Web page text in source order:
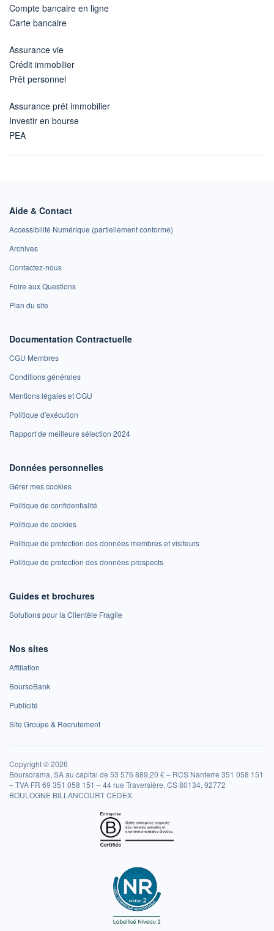
Compte bancaire en ligne
Carte bancaire
Assurance vie
Crédit immobilier
Prêt personnel
Assurance prêt immobilier
Investir en bourse
PEA
Aide & Contact
Accessibilité Numérique (partiellement conforme)
Archives
Contactez-nous
Foire aux Questions
Plan du site
Documentation Contractuelle
CGU Membres
Conditions générales
Mentions légales et CGU
Politique d'exécution
Rapport de meilleure sélection 2024
Données personnelles
Gérer mes cookies
Politique de confidentialité
Politique de cookies
Politique de protection des données membres et visiteurs
Politique de protection des données prospects
Guides et brochures
Solutions pour la Clientèle Fragile
Nos sites
Affiliation
BoursoBank
Publicité
Site Groupe & Recrutement
Copyright © 2026
Boursorama, SA au capital de 53 576 889,20 € – RCS Nanterre 351 058 151
– TVA FR 69 351 058 151 – 44 rue Traversière, CS 80134, 92772
BOULOGNE BILLANCOURT CEDEX